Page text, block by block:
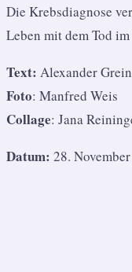
Die Krebsdiagnose
Leben mit dem Tod
Text: Alexander
Foto: Manfred Weis
Collage: Jana
Datum: 28.